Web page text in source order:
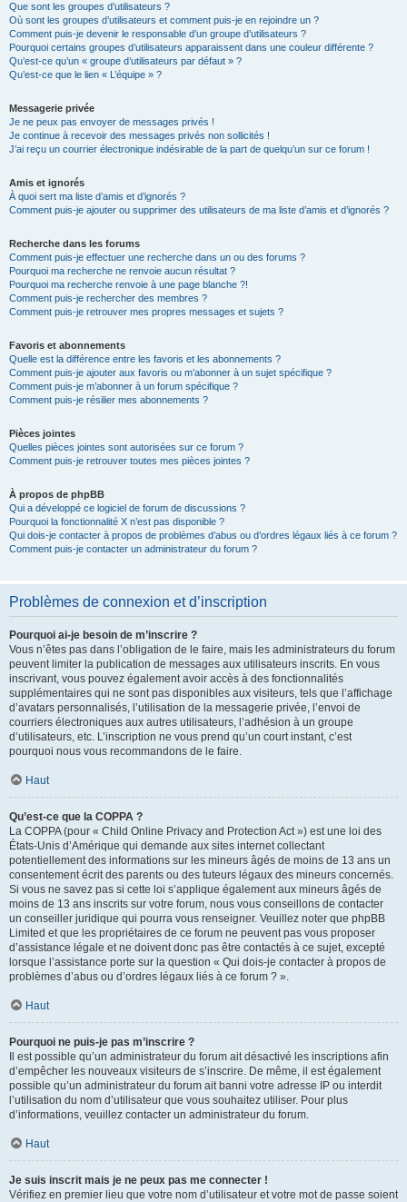
Que sont les groupes d’utilisateurs ?
Où sont les groupes d’utilisateurs et comment puis-je en rejoindre un ?
Comment puis-je devenir le responsable d’un groupe d’utilisateurs ?
Pourquoi certains groupes d’utilisateurs apparaissent dans une couleur différente ?
Qu’est-ce qu’un « groupe d’utilisateurs par défaut » ?
Qu’est-ce que le lien « L’équipe » ?
Messagerie privée
Je ne peux pas envoyer de messages privés !
Je continue à recevoir des messages privés non sollicités !
J’ai reçu un courrier électronique indésirable de la part de quelqu’un sur ce forum !
Amis et ignorés
À quoi sert ma liste d’amis et d’ignorés ?
Comment puis-je ajouter ou supprimer des utilisateurs de ma liste d’amis et d’ignorés ?
Recherche dans les forums
Comment puis-je effectuer une recherche dans un ou des forums ?
Pourquoi ma recherche ne renvoie aucun résultat ?
Pourquoi ma recherche renvoie à une page blanche ?!
Comment puis-je rechercher des membres ?
Comment puis-je retrouver mes propres messages et sujets ?
Favoris et abonnements
Quelle est la différence entre les favoris et les abonnements ?
Comment puis-je ajouter aux favoris ou m’abonner à un sujet spécifique ?
Comment puis-je m’abonner à un forum spécifique ?
Comment puis-je résilier mes abonnements ?
Pièces jointes
Quelles pièces jointes sont autorisées sur ce forum ?
Comment puis-je retrouver toutes mes pièces jointes ?
À propos de phpBB
Qui a développé ce logiciel de forum de discussions ?
Pourquoi la fonctionnalité X n’est pas disponible ?
Qui dois-je contacter à propos de problèmes d’abus ou d’ordres légaux liés à ce forum ?
Comment puis-je contacter un administrateur du forum ?
Problèmes de connexion et d’inscription
Pourquoi ai-je besoin de m’inscrire ?
Vous n’êtes pas dans l’obligation de le faire, mais les administrateurs du forum
peuvent limiter la publication de messages aux utilisateurs inscrits. En vous
inscrivant, vous pouvez également avoir accès à des fonctionnalités
supplémentaires qui ne sont pas disponibles aux visiteurs, tels que l’affichage
d’avatars personnalisés, l’utilisation de la messagerie privée, l’envoi de
courriers électroniques aux autres utilisateurs, l’adhésion à un groupe
d’utilisateurs, etc. L’inscription ne vous prend qu’un court instant, c’est
pourquoi nous vous recommandons de le faire.
Haut
Qu’est-ce que la COPPA ?
La COPPA (pour « Child Online Privacy and Protection Act ») est une loi des
États-Unis d’Amérique qui demande aux sites internet collectant
potentiellement des informations sur les mineurs âgés de moins de 13 ans un
consentement écrit des parents ou des tuteurs légaux des mineurs concernés.
Si vous ne savez pas si cette loi s’applique également aux mineurs âgés de
moins de 13 ans inscrits sur votre forum, nous vous conseillons de contacter
un conseiller juridique qui pourra vous renseigner. Veuillez noter que phpBB
Limited et que les propriétaires de ce forum ne peuvent pas vous proposer
d’assistance légale et ne doivent donc pas être contactés à ce sujet, excepté
lorsque l’assistance porte sur la question « Qui dois-je contacter à propos de
problèmes d’abus ou d’ordres légaux liés à ce forum ? ».
Haut
Pourquoi ne puis-je pas m’inscrire ?
Il est possible qu’un administrateur du forum ait désactivé les inscriptions afin
d’empêcher les nouveaux visiteurs de s’inscrire. De même, il est également
possible qu’un administrateur du forum ait banni votre adresse IP ou interdit
l’utilisation du nom d’utilisateur que vous souhaitez utiliser. Pour plus
d’informations, veuillez contacter un administrateur du forum.
Haut
Je suis inscrit mais je ne peux pas me connecter !
Vérifiez en premier lieu que votre nom d’utilisateur et votre mot de passe soient